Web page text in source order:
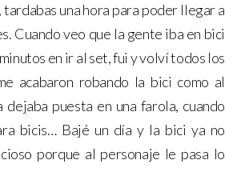
tardabas una hora para poder llegar a
Cuando veo que la gente iba en bici
en ir al set, fui y volví todos los
acabaron robando la bici como al
dejaba puesta en una farola, cuando
bicis… Bajé un día y la bici ya no
porque al personaje le pasa lo